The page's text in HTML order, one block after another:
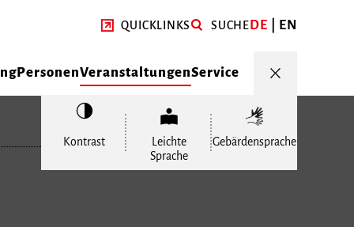
QUICKLINKS SUCHEDE EN
PersonenVeranstaltungenService
Kontrast
Leichte
Sprache
Gebärdensprache